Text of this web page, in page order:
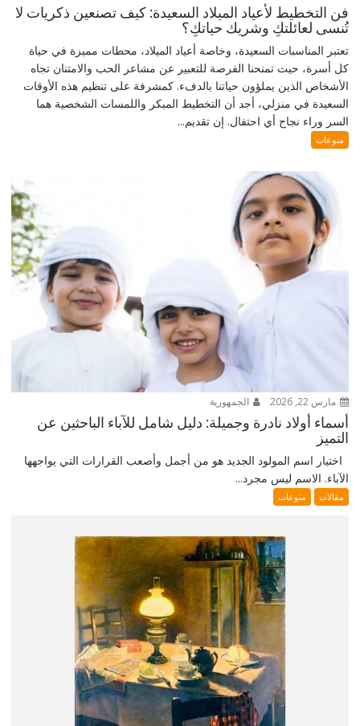
فن التخطيط لأعياد الميلاد السعيدة: كيف تصنعين ذكريات لا
تُنسى لعائلتكِ وشريك حياتكِ؟
تعتبر المناسبات السعيدة، وخاصة أعياد الميلاد، محطات مميزة في حياة
كل أسرة، حيث تمنحنا الفرصة للتعبير عن مشاعر الحب والامتنان تجاه
الأشخاص الذين يملؤون حياتنا بالدفء. كمشرفة على تنظيم هذه الأوقات
السعيدة في منزلي، أجد أن التخطيط المبكر واللمسات الشخصية هما
السر وراء نجاح أي احتفال. إن تقديم...
منوعات
مارس 22, 2026 الجمهورية
أسماء أولاد نادرة وجميلة: دليل شامل للآباء الباحثين عن
التميز
اختيار اسم المولود الجديد هو من أجمل وأصعب القرارات التي يواجهها
الآباء. الاسم ليس مجرد...
مقالات منوعات